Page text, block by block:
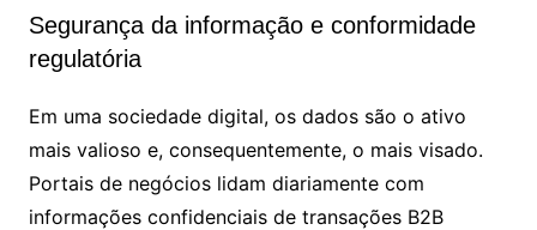
Segurança da informação e conformidade
regulatória
Em uma sociedade digital, os dados são o ativo
mais valioso e, consequentemente, o mais visado.
Portais de negócios lidam diariamente com
informações confidenciais de transações B2B